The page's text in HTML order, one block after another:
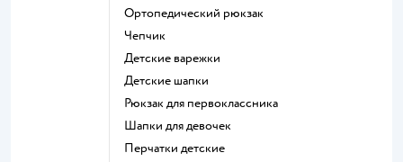
Ортопедический рюкзак
Чепчик
Детские варежки
Детские шапки
Рюкзак для первоклассника
Шапки для девочек
Перчатки детские